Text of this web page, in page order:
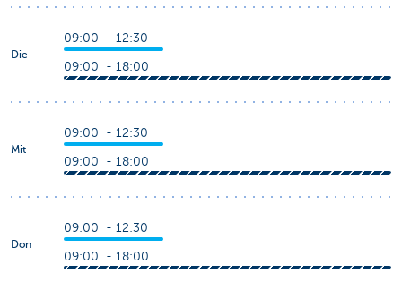
Die
09:00 - 12:30
09:00 - 18:00
Mit
09:00 - 12:30
09:00 - 18:00
Don
09:00 - 12:30
09:00 - 18:00